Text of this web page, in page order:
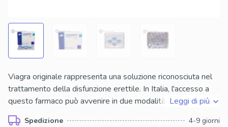
Viagra originale rappresenta una soluzione riconosciuta nel
trattamento della disfunzione erettile. In Italia, l'accesso a
questo farmaco può avvenire in due modalità: attraverso
prescrizione medica oppure mediante l'acquisto di prodotti
Leggi di più
Spedizione
4-9 giorni